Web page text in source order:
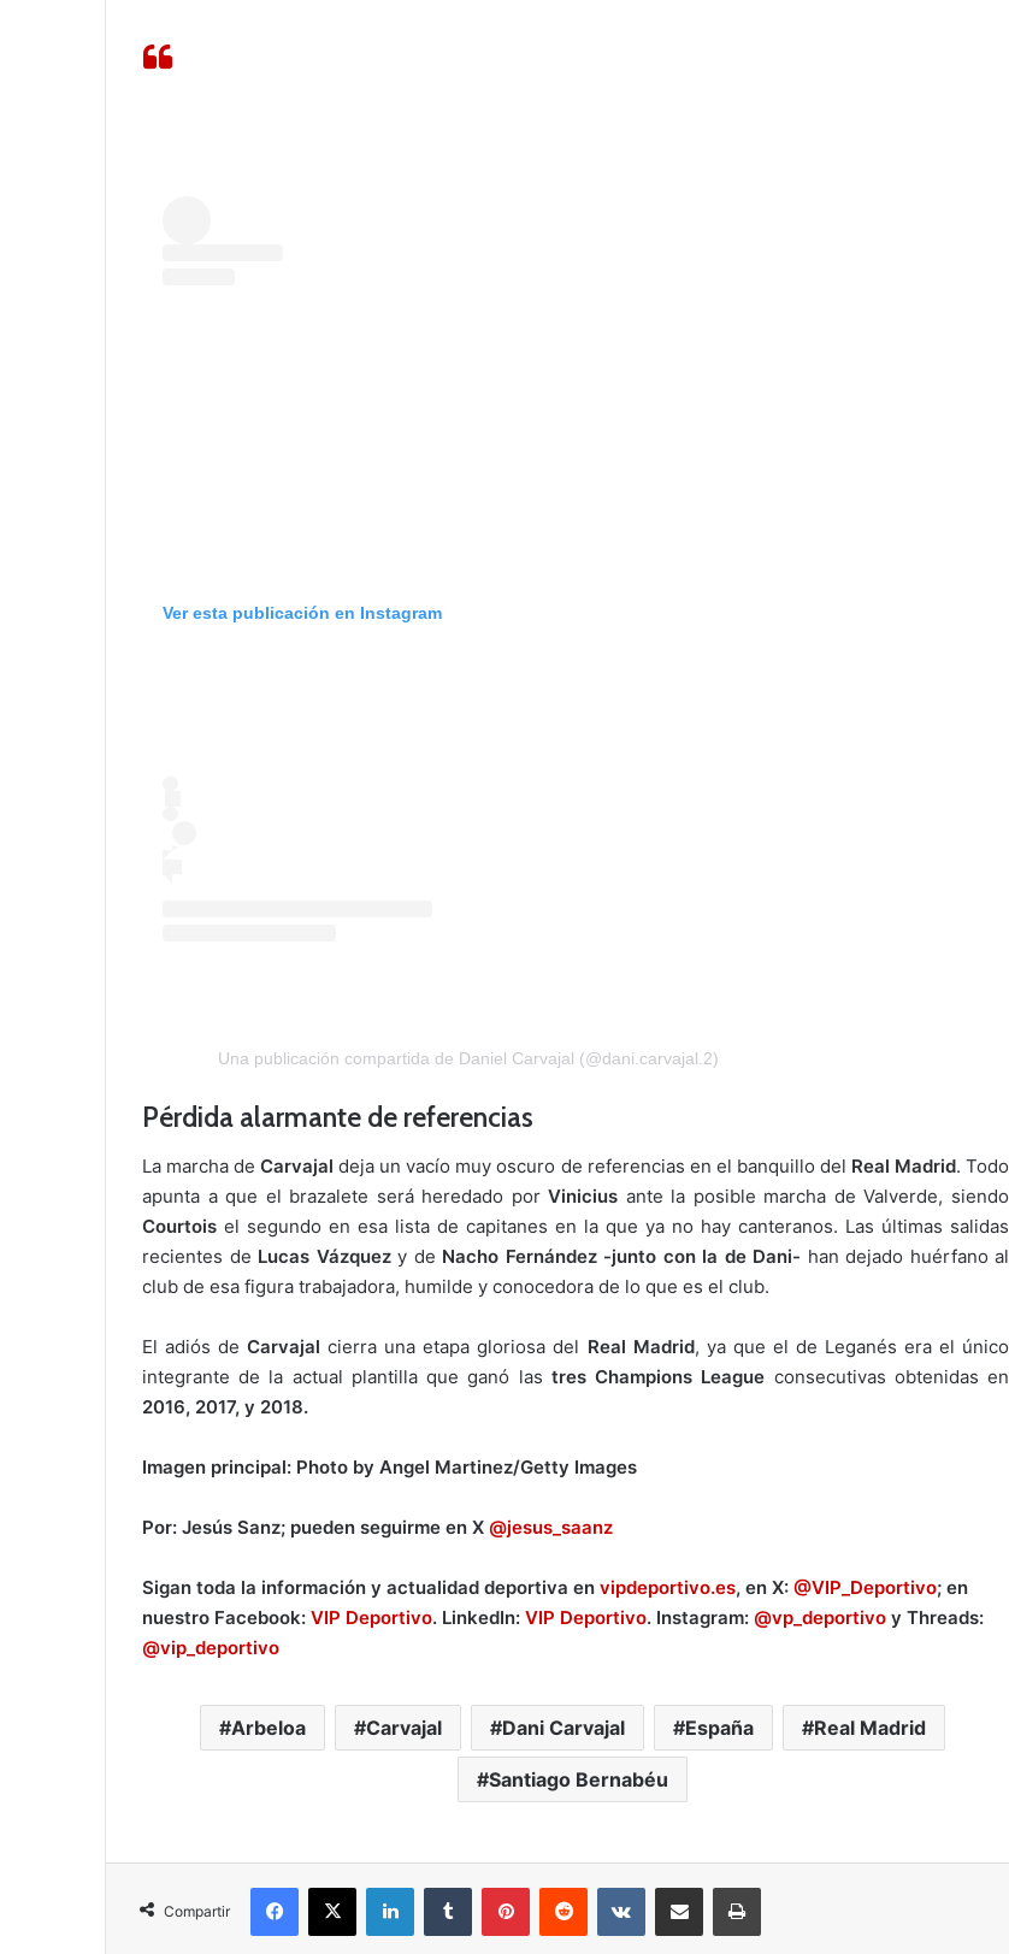
Ver esta publicación en Instagram
Una publicación compartida de Daniel Carvajal (@dani.carvajal.2)
Pérdida alarmante de referencias
La marcha deCarvajal deja un vacío muy oscuro de referencias en el banquillo del Real Madrid. Todo
apunta a que el brazalete será heredado porVinicius ante la posible marcha de Valverde, siendo
Courtois el segundo en esa lista de capitanes en la que ya no hay canteranos. Las últimas salidas
recientes de Lucas Vázquezy de Nacho Fernández -junto con la de Dani- han dejado huérfano al
club de esa figura trabajadora, humilde y conocedora de lo que es el club.
El adiós deCarvajal cierra una etapa gloriosa del Real Madrid, ya que el de Leganés era el único
integrante de la actual plantilla que ganó las tres Champions League consecutivas obtenidas en
2016, 2017, y 2018.
Imagen principal: Photo by Angel Martinez/Getty Images
Por: Jesús Sanz; pueden seguirme en X @jesus_saanz
Sigan toda la información y actualidad deportiva en vipdeportivo.es, en X: @VIP_Deportivo; en
nuestro Facebook: VIP Deportivo. LinkedIn: VIP Deportivo. Instagram: @vp_deportivo y Threads:
@vip_deportivo
Arbeloa Carvajal Dani Carvajal España Real Madrid
Santiago Bernabéu
Compartir